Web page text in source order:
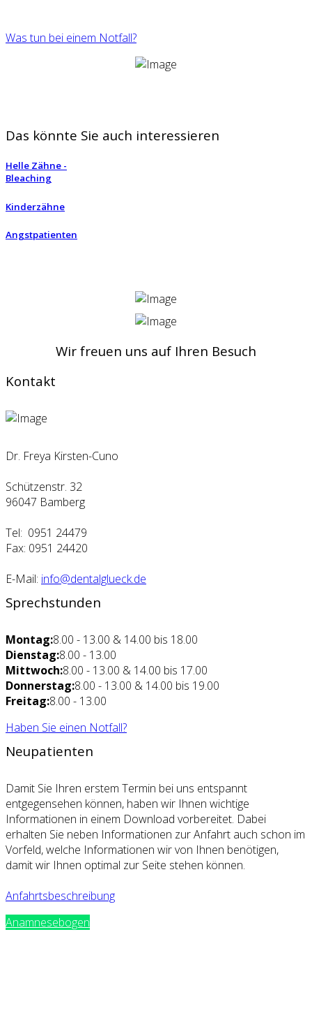
Was tun bei einem Notfall?
Das könnte Sie auch interessieren
Helle Zähne -
Bleaching
Kinderzähne
Angstpatienten
Wir freuen uns auf Ihren Besuch
Kontakt
Dr. Freya Kirsten-Cuno
Schützenstr. 32
96047 Bamberg
Tel: 0951 24479
Fax: 0951 24420
E-Mail: info@dentalglueck.de
Sprechstunden
Montag:8.00 - 13.00 & 14.00 bis 18.00
Dienstag:8.00 - 13.00
Mittwoch:8.00 - 13.00 & 14.00 bis 17.00
Donnerstag:8.00 - 13.00 & 14.00 bis 19.00
Freitag:8.00 - 13.00
Haben Sie einen Notfall?
Neupatienten
Damit Sie Ihren erstem Termin bei uns entspannt
entgegensehen können, haben wir Ihnen wichtige
Informationen in einem Download vorbereitet. Dabei
erhalten Sie neben Informationen zur Anfahrt auch schon im
Vorfeld, welche Informationen wir von Ihnen benötigen,
damit wir Ihnen optimal zur Seite stehen können.
Anfahrtsbeschreibung
Anamnesebogen